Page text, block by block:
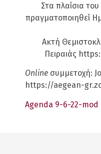
Στα πλαίσια
πραγματοποιηθεί
Ακτή
Πειραιάς
Online συμμετοχή:
https://aegean-
Agenda 9-6-22-mod